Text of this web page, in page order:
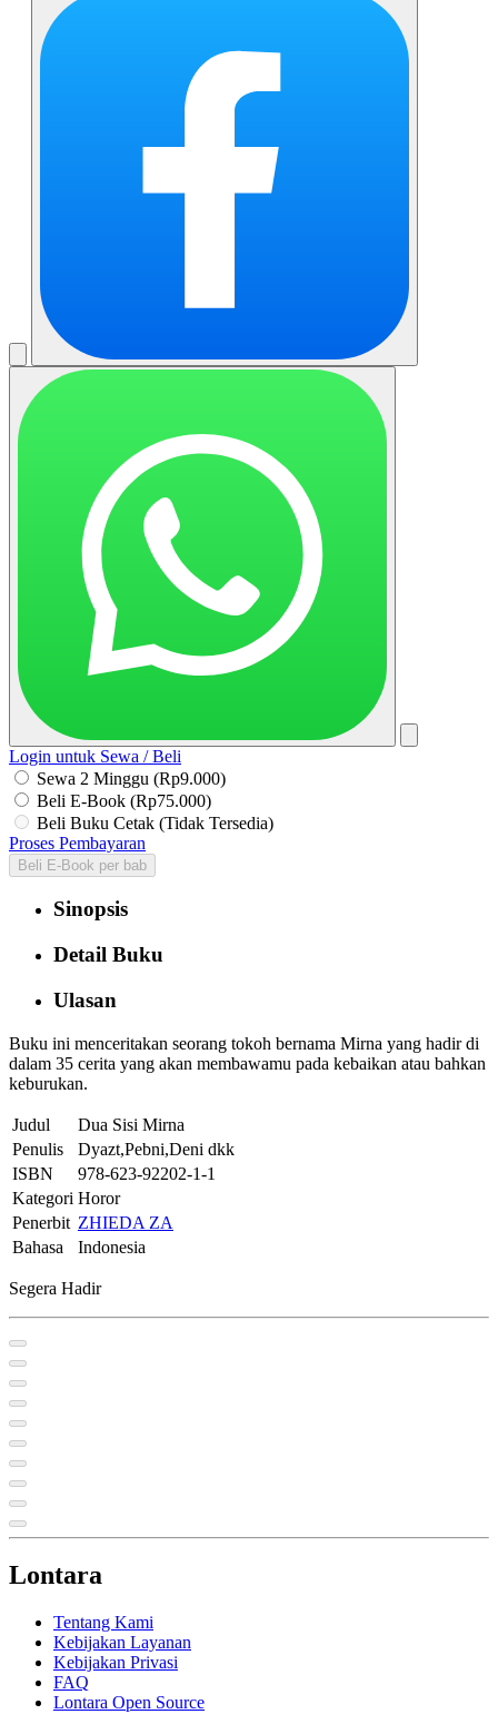
Login untuk Sewa / Beli
Sewa 2 Minggu (Rp9.000)
Beli E-Book (Rp75.000)
Beli Buku Cetak (Tidak Tersedia)
Proses Pembayaran
Beli E-Book per bab
Sinopsis
Detail Buku
Ulasan
Buku ini menceritakan seorang tokoh bernama Mirna yang hadir di
dalam 35 cerita yang akan membawamu pada kebaikan atau bahkan
keburukan.
Judul
Dua Sisi Mirna
Penulis
Dyazt,Pebni,Deni dkk
ISBN
978-623-92202-1-1
Kategori Horor
Penerbit ZHIEDA ZA
Bahasa
Indonesia
Segera Hadir
Lontara
Tentang Kami
Kebijakan Layanan
Kebijakan Privasi
FAQ
Lontara Open Source